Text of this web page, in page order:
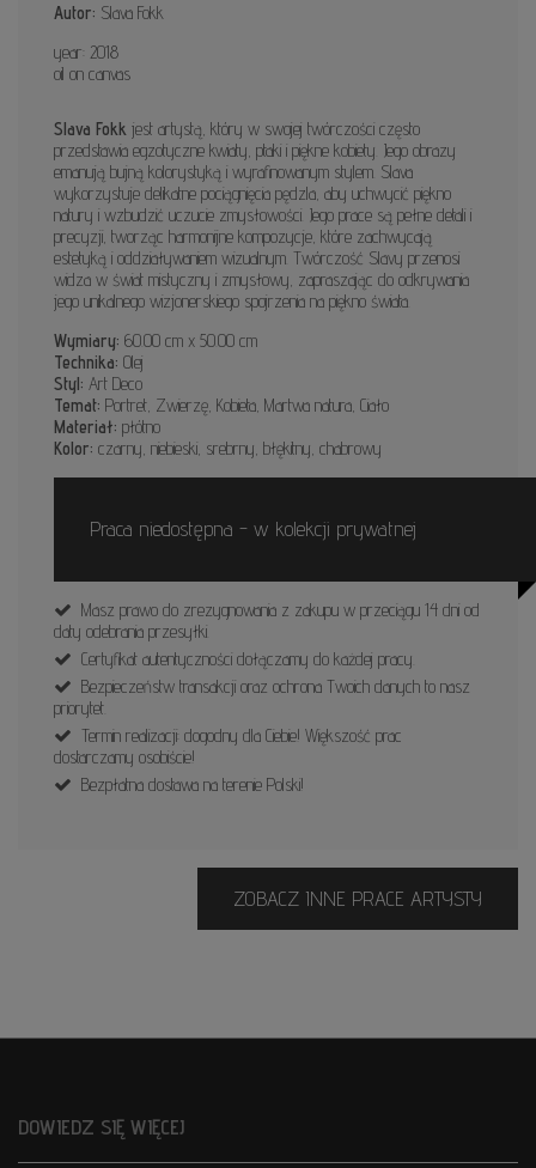
Autor: Slava Fokk
year: 2018
oil on canvas
Slava Fokk jest artystą, który w swojej twórczości często
przedstawia egzotyczne kwiaty, ptaki i piękne kobiety. Jego obrazy
emanują bujną kolorystyką i wyrafinowanym stylem. Slava
wykorzystuje delikatne pociągnięcia pędzla, aby uchwycić piękno
natury i wzbudzić uczucie zmysłowości. Jego prace są pełne detali i
precyzji, tworząc harmonijne kompozycje, które zachwycają
estetyką i oddziaływaniem wizualnym. Twórczość Slavy przenosi
widza w świat mistyczny i zmysłowy, zapraszając do odkrywania
jego unikalnego wizjonerskiego spojrzenia na piękno świata.
Wymiary: 60.00 cm x 50.00 cm
Technika: Olej
Styl: Art Deco
Temat: Portret, Zwierzę, Kobieta, Martwa natura, Ciało
Materiał: płótno
Kolor: czarny, niebieski, srebrny, błękitny, chabrowy
Praca niedostępna - w kolekcji prywatnej
Masz prawo do zrezygnowania z zakupu w przeciągu 14 dni od
daty odebrania przesyłki.
Certyfikat autentyczności dołączamy do każdej pracy.
Bezpieczeństw transakcji oraz ochrona Twoich danych to nasz
priorytet.
Termin realizacji: dogodny dla Ciebie! Większość prac
dostarczamy osobiście!
Bezpłatna dostawa na terenie Polski!
ZOBACZ INNE PRACE ARTYSTY
DOWIEDZ SIĘ WIĘCEJ